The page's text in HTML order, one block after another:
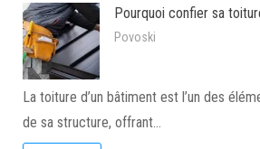
Pourquoi confier sa
Povoski
La toiture d’un bâtiment est l’un des
de sa structure, offrant…